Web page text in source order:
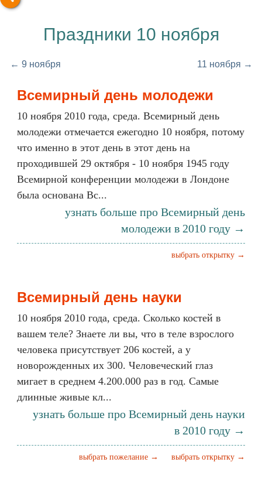
Праздники 10 ноября
← 9 ноября 11 ноября →
Всемирный день молодежи
10 ноября 2010 года, среда. Всемирный день
молодежи отмечается ежегодно 10 ноября, потому
что именно в этот день в этот день на
проходившей 29 октября - 10 ноября 1945 году
Всемирной конференции молодежи в Лондоне
была основана Вс...
узнать больше про Всемирный день
молодежи в 2010 году →
выбрать открытку →
Всемирный день науки
10 ноября 2010 года, среда. Сколько костей в
вашем теле? Знаете ли вы, что в теле взрослого
человека присутствует 206 костей, а у
новорожденных их 300. Человеческий глаз
мигает в среднем 4.200.000 раз в год. Самые
длинные живые кл...
узнать больше про Всемирный день науки
в 2010 году →
выбрать открытку →
выбрать пожелание →